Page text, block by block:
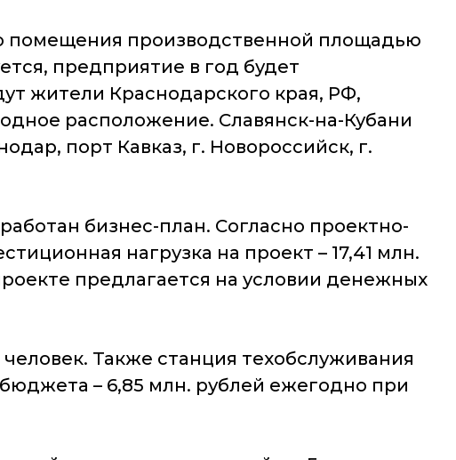
помещения производственной площадью
предприятие в год будет
жители Краснодарского края, РФ,
расположение. Славянск-на-Кубани
порт Кавказ, г. Новороссийск, г.
бизнес-план. Согласно проектно-
нагрузка на проект – 17,41 млн.
предлагается на условии денежных
Также станция техобслуживания
– 6,85 млн. рублей ежегодно при